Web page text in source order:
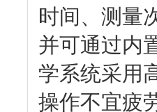
时间、测量
并可通过内
学系统采用
操作不宜疲